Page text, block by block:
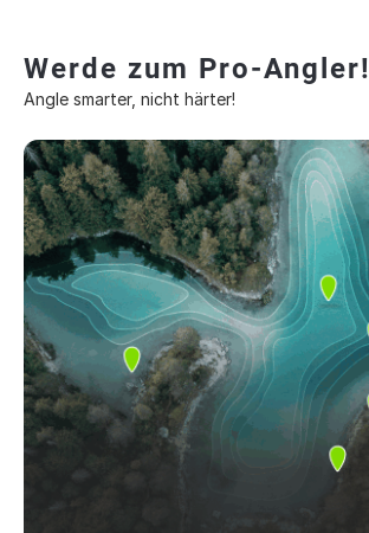
Werde zum Pro-Angler!
Angle smarter, nicht härter!